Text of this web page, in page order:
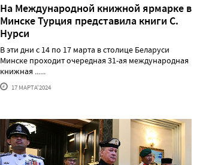
На Международной книжной ярмарке в
Минске Турция представила книги С.
Нурси
В эти дни с 14 по 17 марта в столице Беларуси
Минске проходит очередная 31-ая международная
книжная ......
17 МАРТА'2024